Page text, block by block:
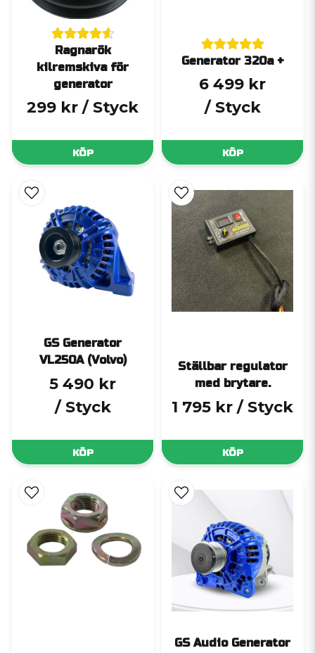
Ragnarök
kilremskiva för
generator
299 kr / Styck
KÖP
Generator 320a +
6 499 kr
/ Styck
KÖP
GS Generator
VL250A (Volvo)
5 490 kr
/ Styck
KÖP
Ställbar regulator
med brytare.
1 795 kr / Styck
KÖP
GS Audio Generator